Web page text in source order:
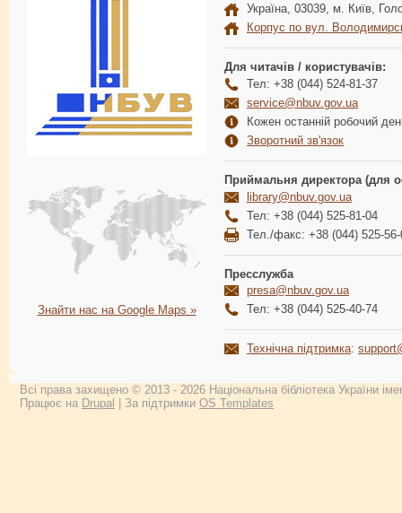
Знайти нас на Google Maps »
Україна, 03039, м. Київ,
Корпус по вул.
Для читачів / користувачів:
Тел: +38 (044) 524-81-37
service@nbuv.gov.ua
Кожен останній робочий
Зворотний зв'язок
Приймальня директора (для
library@nbuv.gov.ua
Тел: +38 (044) 525-81-04
Тел./факс: +38 (044) 525-56-
Пресслужба
presa@nbuv.gov.ua
Тел: +38 (044) 525-40-74
Технічна підтримка:
Всі права захищено © 2013 - 2026 Національна бібліотека України
Працює на Drupal | За підтримки OS Templates